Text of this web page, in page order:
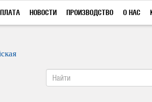
НОВОСТИ ПРОИЗВОДСТВО О НАС